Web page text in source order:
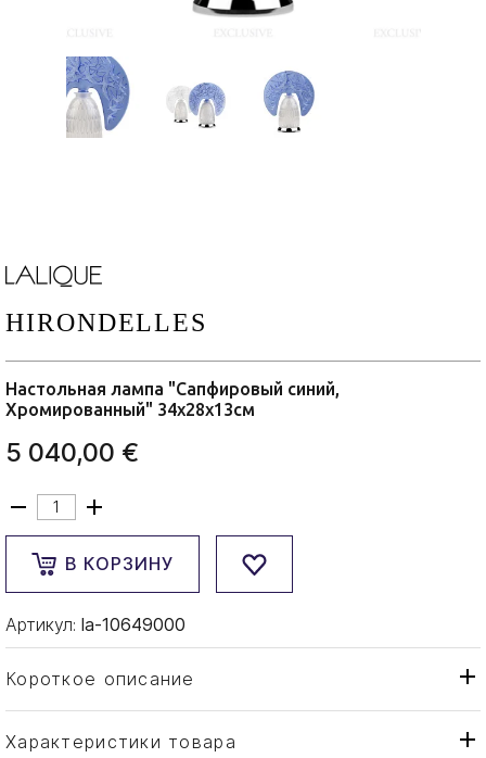
HIRONDELLES
Настольная лампа "Сапфировый синий,
Хромированный" 34x28x13см
5 040,00 €
В КОРЗИНУ
Артикул: la-10649000
Короткое описание
Характеристики товара